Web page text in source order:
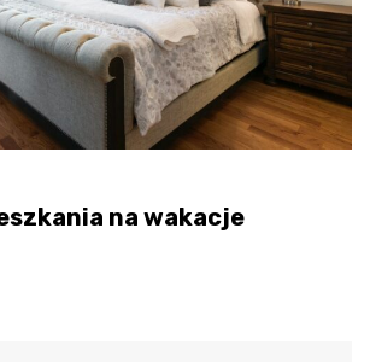
na wakacje